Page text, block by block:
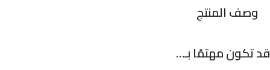
وصف المنتج
قد تكون مهتمًا بـ…